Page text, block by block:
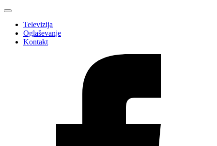
Televizija
Oglaševanje
Kontakt